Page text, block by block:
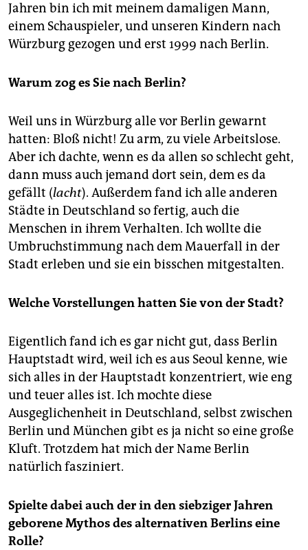
Jahren bin ich mit meinem damaligen Mann,
einem Schauspieler, und unseren Kindern nach
Würzburg gezogen und erst 1999 nach Berlin.
Warum zog es Sie nach Berlin?
Weil uns in Würzburg alle vor Berlin gewarnt
hatten: Bloß nicht! Zu arm, zu viele Arbeitslose.
Aber ich dachte, wenn es da allen so schlecht geht,
dann muss auch jemand dort sein, dem es da
gefällt (lacht). Außerdem fand ich alle anderen
Städte in Deutschland so fertig, auch die
Menschen in ihrem Verhalten. Ich wollte die
Umbruchstimmung nach dem Mauerfall in der
Stadt erleben und sie ein bisschen mitgestalten.
Welche Vorstellungen hatten Sie von der Stadt?
Eigentlich fand ich es gar nicht gut, dass Berlin
Hauptstadt wird, weil ich es aus Seoul kenne, wie
sich alles in der Hauptstadt konzentriert, wie eng
und teuer alles ist. Ich mochte diese
Ausgeglichenheit in Deutschland, selbst zwischen
Berlin und München gibt es ja nicht so eine große
Kluft. Trotzdem hat mich der Name Berlin
natürlich fasziniert.
Spielte dabei auch der in den siebziger Jahren
geborene Mythos des alternativen Berlins eine
Rolle?